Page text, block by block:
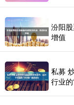
汾阳
增值
私募
行业的